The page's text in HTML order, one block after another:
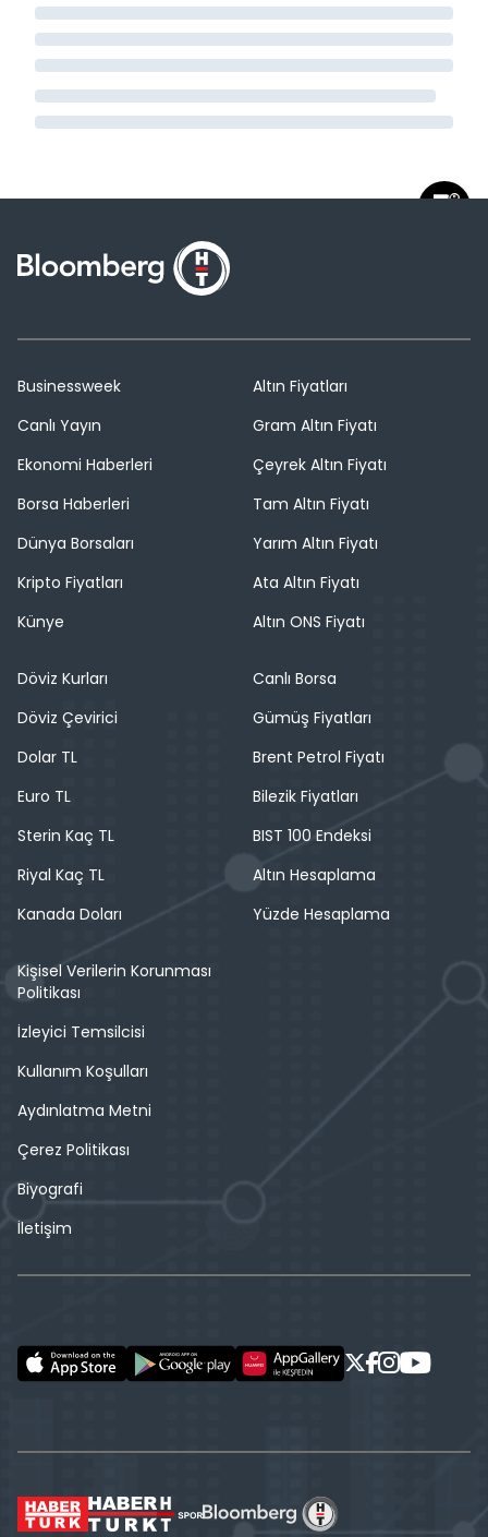
Businessweek
Canlı Yayın
Ekonomi Haberleri
Borsa Haberleri
Dünya Borsaları
Kripto Fiyatları
Künye
Altın Fiyatları
Gram Altın Fiyatı
Çeyrek Altın Fiyatı
Tam Altın Fiyatı
Yarım Altın Fiyatı
Ata Altın Fiyatı
Altın ONS Fiyatı
Döviz Kurları
Döviz Çevirici
Dolar TL
Euro TL
Sterin Kaç TL
Riyal Kaç TL
Kanada Doları
Canlı Borsa
Gümüş Fiyatları
Brent Petrol Fiyatı
Bilezik Fiyatları
BIST 100 Endeksi
Altın Hesaplama
Yüzde Hesaplama
Kişisel Verilerin Korunması
Politikası
İzleyici Temsilcisi
Kullanım Koşulları
Aydınlatma Metni
Çerez Politikası
Biyografi
İletişim